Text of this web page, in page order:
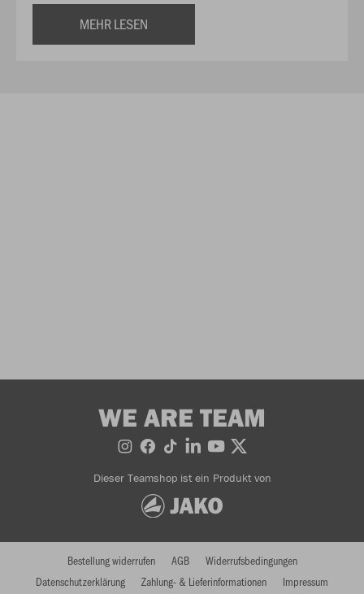
MEHR LESEN
WE ARE TEAM
Dieser Teamshop ist ein Produkt von
Bestellung widerrufen AGB
Widerrufsbedingungen
Datenschutzerklärung
Zahlung- & Lieferinformationen Impressum